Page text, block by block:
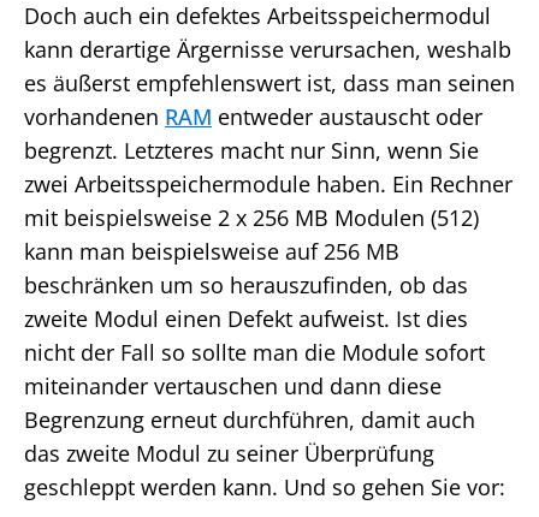
Doch auch ein defektes Arbeitsspeichermodul
kann derartige Ärgernisse verursachen, weshalb
es äußerst empfehlenswert ist, dass man seinen
vorhandenen RAM entweder austauscht oder
begrenzt. Letzteres macht nur Sinn, wenn Sie
zwei Arbeitsspeichermodule haben. Ein Rechner
mit beispielsweise 2 x 256 MB Modulen (512)
kann man beispielsweise auf 256 MB
beschränken um so herauszufinden, ob das
zweite Modul einen Defekt aufweist. Ist dies
nicht der Fall so sollte man die Module sofort
miteinander vertauschen und dann diese
Begrenzung erneut durchführen, damit auch
das zweite Modul zu seiner Überprüfung
geschleppt werden kann. Und so gehen Sie vor: